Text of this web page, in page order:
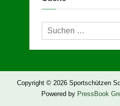
Suchen
nach:
Copyright © 2026 Sportschützen
Powered by PressBook